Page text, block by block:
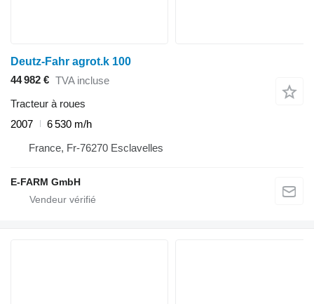
Deutz-Fahr agrot.k 100
44 982 € TVA incluse
Tracteur à roues
2007
6 530 m/h
France, Fr-76270 Esclavelles
E-FARM GmbH